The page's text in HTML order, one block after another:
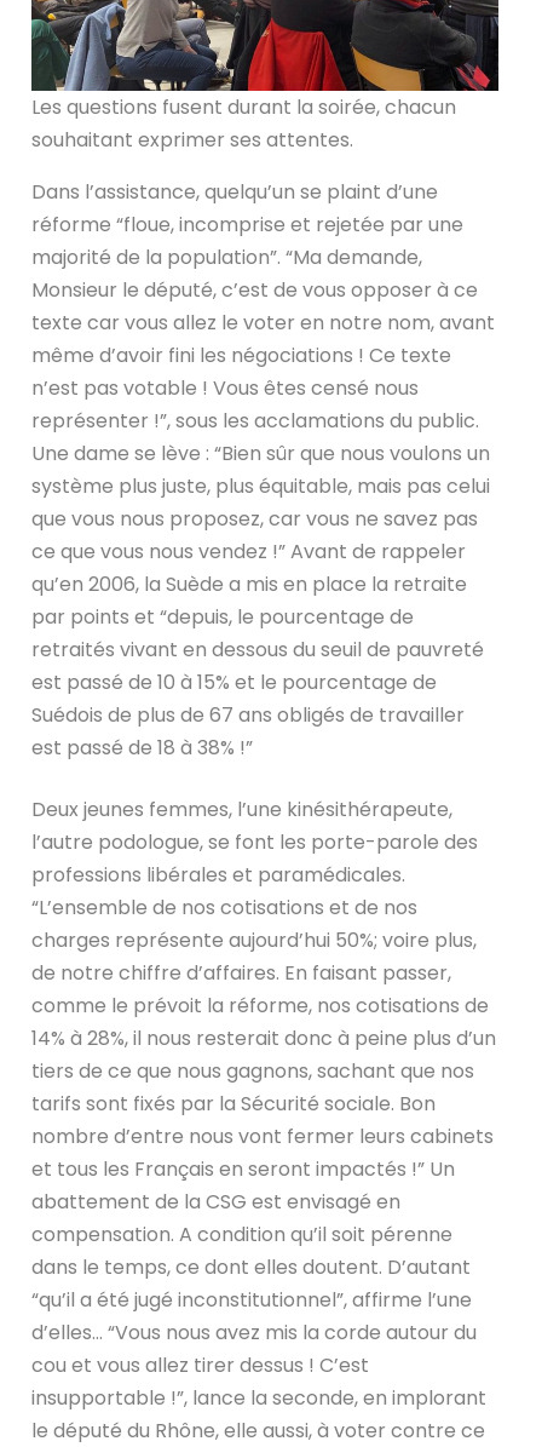
Les questions fusent durant la soirée, chacun
souhaitant exprimer ses attentes.
Dans l’assistance, quelqu’un se plaint d’une
réforme “floue, incomprise et rejetée par une
majorité de la population”. “Ma demande,
Monsieur le député, c’est de vous opposer à ce
texte car vous allez le voter en notre nom, avant
même d’avoir fini les négociations ! Ce texte
n’est pas votable ! Vous êtes censé nous
représenter !”, sous les acclamations du public.
Une dame se lève : “Bien sûr que nous voulons un
système plus juste, plus équitable, mais pas celui
que vous nous proposez, car vous ne savez pas
ce que vous nous vendez !” Avant de rappeler
qu’en 2006, la Suède a mis en place la retraite
par points et “depuis, le pourcentage de
retraités vivant en dessous du seuil de pauvreté
est passé de 10 à 15% et le pourcentage de
Suédois de plus de 67 ans obligés de travailler
est passé de 18 à 38% !”
Deux jeunes femmes, l’une kinésithérapeute,
l’autre podologue, se font les porte-parole des
professions libérales et paramédicales.
“L’ensemble de nos cotisations et de nos
charges représente aujourd’hui 50%; voire plus,
de notre chiffre d’affaires. En faisant passer,
comme le prévoit la réforme, nos cotisations de
14% à 28%, il nous resterait donc à peine plus d’un
tiers de ce que nous gagnons, sachant que nos
tarifs sont fixés par la Sécurité sociale. Bon
nombre d’entre nous vont fermer leurs cabinets
et tous les Français en seront impactés !” Un
abattement de la CSG est envisagé en
compensation. A condition qu’il soit pérenne
dans le temps, ce dont elles doutent. D’autant
“qu’il a été jugé inconstitutionnel”, affirme l’une
d’elles… “Vous nous avez mis la corde autour du
cou et vous allez tirer dessus ! C’est
insupportable !”, lance la seconde, en implorant
le député du Rhône, elle aussi, à voter contre ce